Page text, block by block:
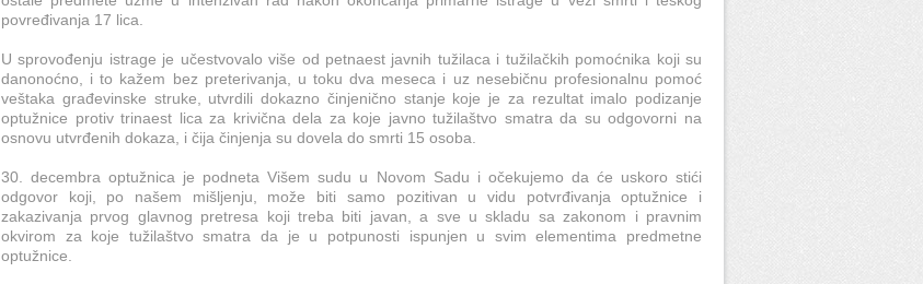
povređivanja 17 lica.
U sprovođenju istrage je učestvovalo više od petnaest javnih tužilaca i tužilačkih pomoćnika koji su
danonoćno, i to kažem bez preterivanja, u toku dva meseca i uz nesebičnu profesionalnu pomoć
veštaka građevinske struke, utvrdili dokazno činjenično stanje koje je za rezultat imalo podizanje
optužnice protiv trinaest lica za krivična dela za koje javno tužilaštvo smatra da su odgovorni na
osnovu utvrđenih dokaza, i čija činjenja su dovela do smrti 15 osoba.
30. decembra optužnica je podneta Višem sudu u Novom Sadu i očekujemo da će uskoro stići
odgovor koji, po našem mišljenju, može biti samo pozitivan u vidu potvrđivanja optužnice i
zakazivanja prvog glavnog pretresa koji treba biti javan, a sve u skladu sa zakonom i pravnim
okvirom za koje tužilaštvo smatra da je u potpunosti ispunjen u svim elementima predmetne
optužnice.